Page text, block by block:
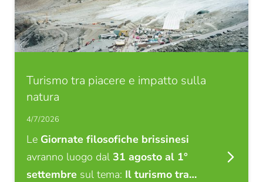
Diplomati
Storia
Biblioteca
Affitto locali e aule
Contatti e orari di apertura
Tutte le news e gli eventi
Newsletter dello STA di Bressanone
Studio accademico
Turismo tra piacere e impatto sulla
natura
4/7/2026
Le Giornate filosofiche brissinesi
avranno luogo dal 31 agosto al 1°
settembre sul tema: Il turismo tra…